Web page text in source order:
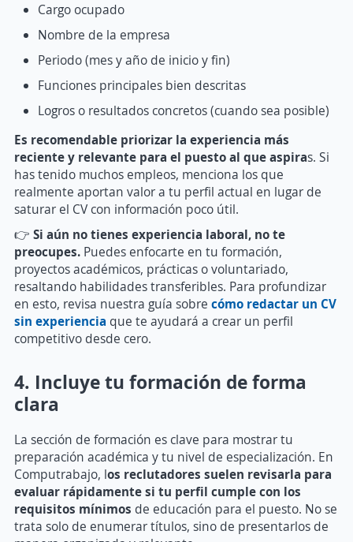
Cargo ocupado
Nombre de la empresa
Periodo (mes y año de inicio y fin)
Funciones principales bien descritas
Logros o resultados concretos (cuando sea posible)
Es recomendable priorizar la experiencia más
reciente y relevante para el puesto al que aspiras. Si
has tenido muchos empleos, menciona los que
realmente aportan valor a tu perfil actual en lugar de
saturar el CV con información poco útil.
👉 Si aún no tienes experiencia laboral, no te
preocupes. Puedes enfocarte en tu formación,
proyectos académicos, prácticas o voluntariado,
resaltando habilidades transferibles. Para profundizar
en esto, revisa nuestra guía sobre cómo redactar un CV
sin experiencia que te ayudará a crear un perfil
competitivo desde cero.
4. Incluye tu formación de forma
clara
La sección de formación es clave para mostrar tu
preparación académica y tu nivel de especialización. En
Computrabajo, los reclutadores suelen revisarla para
evaluar rápidamente si tu perfil cumple con los
requisitos mínimos de educación para el puesto. No se
trata solo de enumerar títulos, sino de presentarlos de